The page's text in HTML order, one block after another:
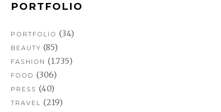
PORTFOLIO
PORTFOLIO (34)
BEAUTY (85)
FASHION (1.735)
FOOD (306)
PRESS (40)
TRAVEL (219)